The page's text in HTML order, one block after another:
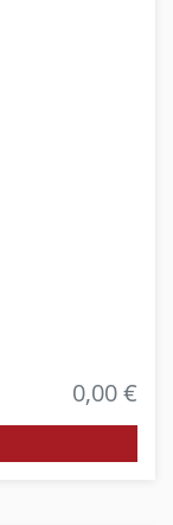
0,00 €